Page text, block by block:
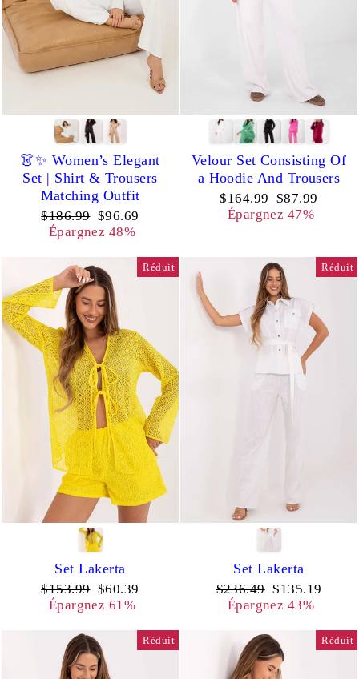
👗✨ Women’s Elegant
Set | Shirt & Trousers
Matching Outfit
Prix
régulier
$186.99 Prix
réduit
$96.69
Épargnez 48%
Velour Set Consisting Of
a Hoodie And Trousers
Prix
régulier
$164.99 Prix
réduit
$87.99
Épargnez 47%
Réduit
Set Lakerta
Prix
régulier
$153.99 Prix
réduit
$60.39
Épargnez 61%
Réduit
Set Lakerta
Prix
régulier
$236.49 Prix
réduit
$135.19
Épargnez 43%
Réduit Réduit